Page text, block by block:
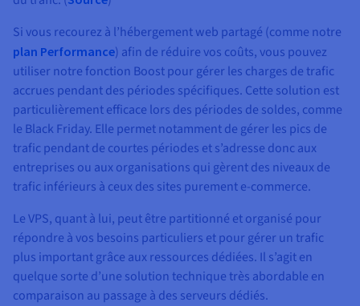
Si vous recourez à l’hébergement web partagé (comme notre
plan Performance) afin de réduire vos coûts, vous pouvez
utiliser notre fonction Boost pour gérer les charges de trafic
accrues pendant des périodes spécifiques. Cette solution est
particulièrement efficace lors des périodes de soldes, comme
le Black Friday. Elle permet notamment de gérer les pics de
trafic pendant de courtes périodes et s’adresse donc aux
entreprises ou aux organisations qui gèrent des niveaux de
trafic inférieurs à ceux des sites purement e-commerce.
Le VPS, quant à lui, peut être partitionné et organisé pour
répondre à vos besoins particuliers et pour gérer un trafic
plus important grâce aux ressources dédiées. Il s’agit en
quelque sorte d’une solution technique très abordable en
comparaison au passage à des serveurs dédiés.